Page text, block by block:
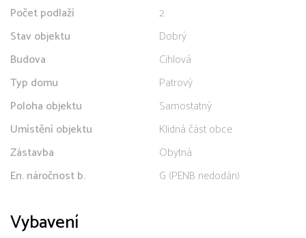
Počet podlaží
2
Stav objektu
Dobrý
Budova
Cihlová
Typ domu
Patrový
Poloha objektu
Samostatný
Umístění objektu
Klidná část obce
Zástavba
Obytná
En. náročnost b.
G (PENB nedodán)
Vybavení